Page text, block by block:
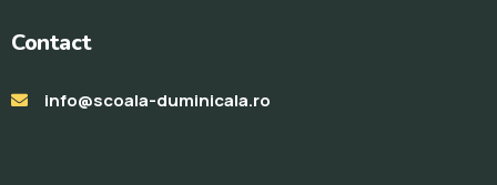
Contact
info@scoala-duminicala.ro